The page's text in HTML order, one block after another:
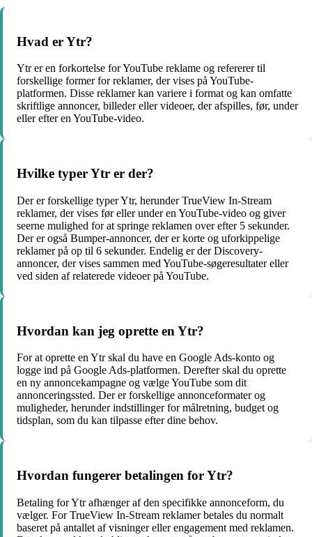
Hvad er Ytr?
Ytr er en forkortelse for YouTube reklame og refererer til
forskellige former for reklamer, der vises på YouTube-
platformen. Disse reklamer kan variere i format og kan omfatte
skriftlige annoncer, billeder eller videoer, der afspilles, før, under
eller efter en YouTube-video.
Hvilke typer Ytr er der?
Der er forskellige typer Ytr, herunder TrueView In-Stream
reklamer, der vises før eller under en YouTube-video og giver
seerne mulighed for at springe reklamen over efter 5 sekunder.
Der er også Bumper-annoncer, der er korte og uforkippelige
reklamer på op til 6 sekunder. Endelig er der Discovery-
annoncer, der vises sammen med YouTube-søgeresultater eller
ved siden af relaterede videoer på YouTube.
Hvordan kan jeg oprette en Ytr?
For at oprette en Ytr skal du have en Google Ads-konto og
logge ind på Google Ads-platformen. Derefter skal du oprette
en ny annoncekampagne og vælge YouTube som dit
annonceringssted. Der er forskellige annonceformater og
muligheder, herunder indstillinger for målretning, budget og
tidsplan, som du kan tilpasse efter dine behov.
Hvordan fungerer betalingen for Ytr?
Betaling for Ytr afhænger af den specifikke annonceform, du
vælger. For TrueView In-Stream reklamer betales du normalt
baseret på antallet af visninger eller engagement med reklamen.